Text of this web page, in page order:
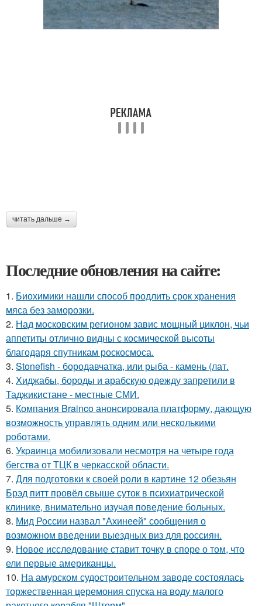
читать дальше →
Последние обновления на сайте:
1. Биохимики нашли способ продлить срок хранения
мяса без заморозки.
2. Над московским регионом завис мощный циклон, чьи
аппетиты отлично видны с космической высоты
благодаря спутникам роскосмоса.
3. Stonefish - бородавчатка, или рыба - камень (лат.
4. Хиджабы, бороды и арабскую одежду запретили в
Таджикистане - местные СМИ.
5. Компания Brainco анонсировала платформу, дающую
возможность управлять одним или несколькими
роботами.
6. Укpaинца мобилизовали несмотря на четыре года
бегства от ТЦК в черкасской области.
7. Для подготовки к своей роли в картине 12 обезьян
Брэд питт провёл свыше суток в психиатрической
клинике, внимательно изучая поведение больных.
8. Мид России назвал "Ахинеей" сообщения о
возможном введении выездных виз для россиян.
9. Новое исследование ставит точку в споре о том, что
ели первые американцы.
10. На амурском судостроительном заводе состоялась
торжественная церемония спуска на воду малого